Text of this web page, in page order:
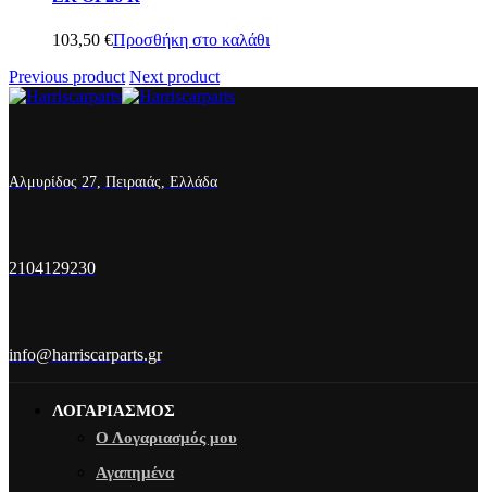
103,50 €Προσθήκη στο καλάθι
Previous product Next product
Αλμυρίδος 27, Πειραιάς, Ελλάδα
2104129230
info@harriscarparts.gr
ΛΟΓΑΡΙΑΣΜΟΣ
Ο Λογαριασμός μου
Αγαπημένα